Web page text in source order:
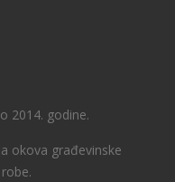
2014. godine.
okova građevinske